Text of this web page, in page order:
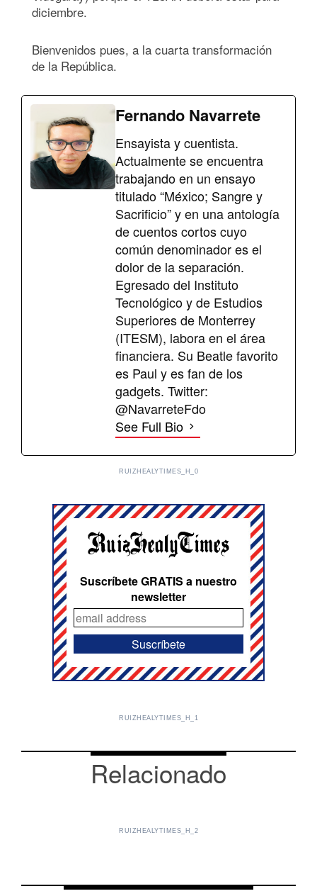
diciembre.
Bienvenidos pues, a la cuarta transformación
de la República.
Fernando Navarrete
Ensayista y cuentista.
Actualmente se encuentra
trabajando en un ensayo
titulado “México; Sangre y
Sacrificio” y en una antología
de cuentos cortos cuyo
común denominador es el
dolor de la separación.
Egresado del Instituto
Tecnológico y de Estudios
Superiores de Monterrey
(ITESM), labora en el área
financiera. Su Beatle favorito
es Paul y es fan de los
gadgets. Twitter:
@NavarreteFdo
See Full Bio
RUIZHEALYTIMES_H_0
Suscríbete GRATIS a nuestro
newsletter
RUIZHEALYTIMES_H_1
Relacionado
RUIZHEALYTIMES_H_2